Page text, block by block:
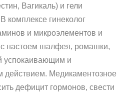
Вагикаль) и гели
комплексе гинеколог
и микроэлементов и
настоем шалфея, ромашки,
успокаивающим и
действием. Медикаментозное
дефицит гормонов, свести